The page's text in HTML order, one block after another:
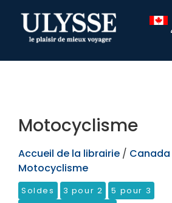
TEST
Motocyclisme
Accueil de la librairie / Canada
Motocyclisme
Soldes 3 pour 2
5 pour 3